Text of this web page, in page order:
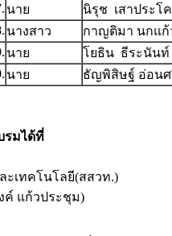
นาย นิรุช เสาประโ
นางสาว กาญติมา นกแก้
นาย โยธิน ธีระนันท์
นาย ธัญพิสิษฐ์ อ่อนศ
รมได้ที่
ะเทคโนโลยี(สสวท.)
ค์ แก้วประชุม)